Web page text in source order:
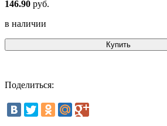
146.90 руб.
в наличии
Купить
Поделиться: